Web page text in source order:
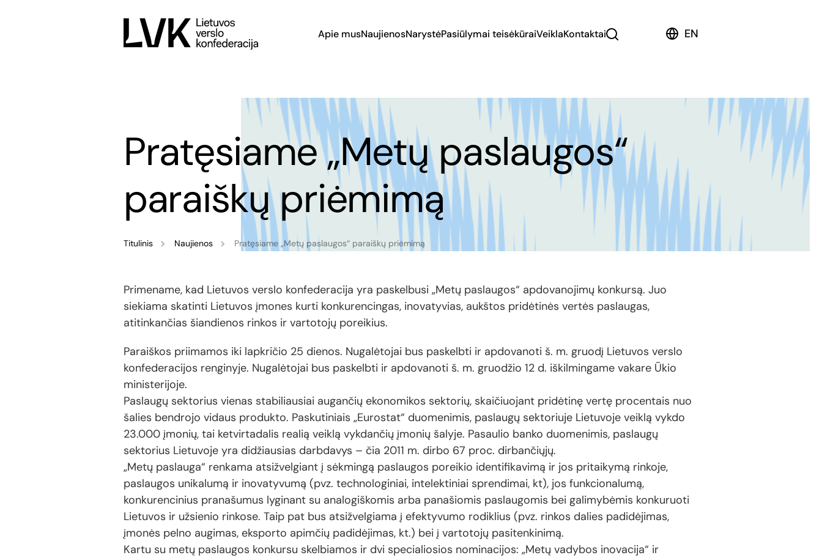
Apie musNaujienosNarystėPasiūlymai teisėkūraiVeiklaKontaktai EN
Pratęsiame „Metų paslaugos“
paraiškų priėmimą
Titulinis Naujienos Pratęsiame „Metų paslaugos“ paraiškų priėmimą
Primename, kad Lietuvos verslo konfederacija yra paskelbusi „Metų paslaugos“ apdovanojimų konkursą. Juo
siekiama skatinti Lietuvos įmones kurti konkurencingas, inovatyvias, aukštos pridėtinės vertės paslaugas,
atitinkančias šiandienos rinkos ir vartotojų poreikius.
Paraiškos priimamos iki lapkričio 25 dienos. Nugalėtojai bus paskelbti ir apdovanoti š. m. gruodį Lietuvos verslo
konfederacijos renginyje. Nugalėtojai bus paskelbti ir apdovanoti š. m. gruodžio 12 d. iškilmingame vakare Ūkio
ministerijoje.
Paslaugų sektorius vienas stabiliausiai augančių ekonomikos sektorių, skaičiuojant pridėtinę vertę procentais nuo
šalies bendrojo vidaus produkto. Paskutiniais „Eurostat“ duomenimis, paslaugų sektoriuje Lietuvoje veiklą vykdo
23.000 įmonių, tai ketvirtadalis realią veiklą vykdančių įmonių šalyje. Pasaulio banko duomenimis, paslaugų
sektorius Lietuvoje yra didžiausias darbdavys – čia 2011 m. dirbo 67 proc. dirbančiųjų.
„Metų paslauga“ renkama atsižvelgiant į sėkmingą paslaugos poreikio identifikavimą ir jos pritaikymą rinkoje,
paslaugos unikalumą ir inovatyvumą (pvz. technologiniai, intelektiniai sprendimai, kt), jos funkcionalumą,
konkurencinius pranašumus lyginant su analogiškomis arba panašiomis paslaugomis bei galimybėmis konkuruoti
Lietuvos ir užsienio rinkose. Taip pat bus atsižvelgiama į efektyvumo rodiklius (pvz. rinkos dalies padidėjimas,
įmonės pelno augimas, eksporto apimčių padidėjimas, kt.) bei į vartotojų pasitenkinimą.
Kartu su metų paslaugos konkursu skelbiamos ir dvi specialiosios nominacijos: „Metų vadybos inovacija“ ir